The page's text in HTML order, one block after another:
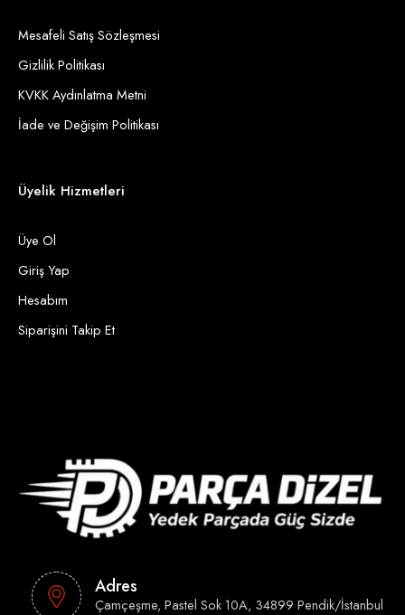
Mesafeli Satış Sözleşmesi
Gizlilik Politikası
KVKK Aydınlatma Metni
İade ve Değişim Politikası
Üyelik Hizmetleri
Üye Ol
Giriş Yap
Hesabım
Siparişini Takip Et
Adres
Çamçeşme, Pastel Sok 10A, 34899 Pendik/İstanbul